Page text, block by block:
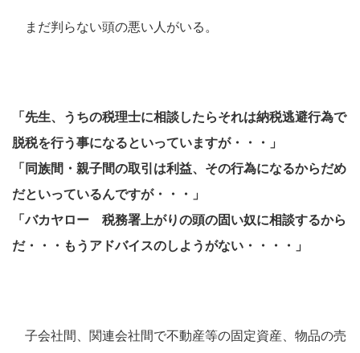
まだ判らない頭の悪い人がいる。
「先生、うちの税理士に相談したらそれは納税逃避行為で
脱税を行う事になるといっていますが・・・」
「同族間・親子間の取引は利益、その行為になるからだめ
だといっているんですが・・・」
「バカヤロー 税務署上がりの頭の固い奴に相談するから
だ・・・もうアドバイスのしようがない・・・・」
子会社間、関連会社間で不動産等の固定資産、物品の売